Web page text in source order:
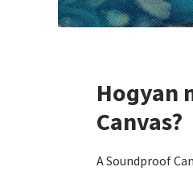
Hogyan
Canvas?
A Soundproof